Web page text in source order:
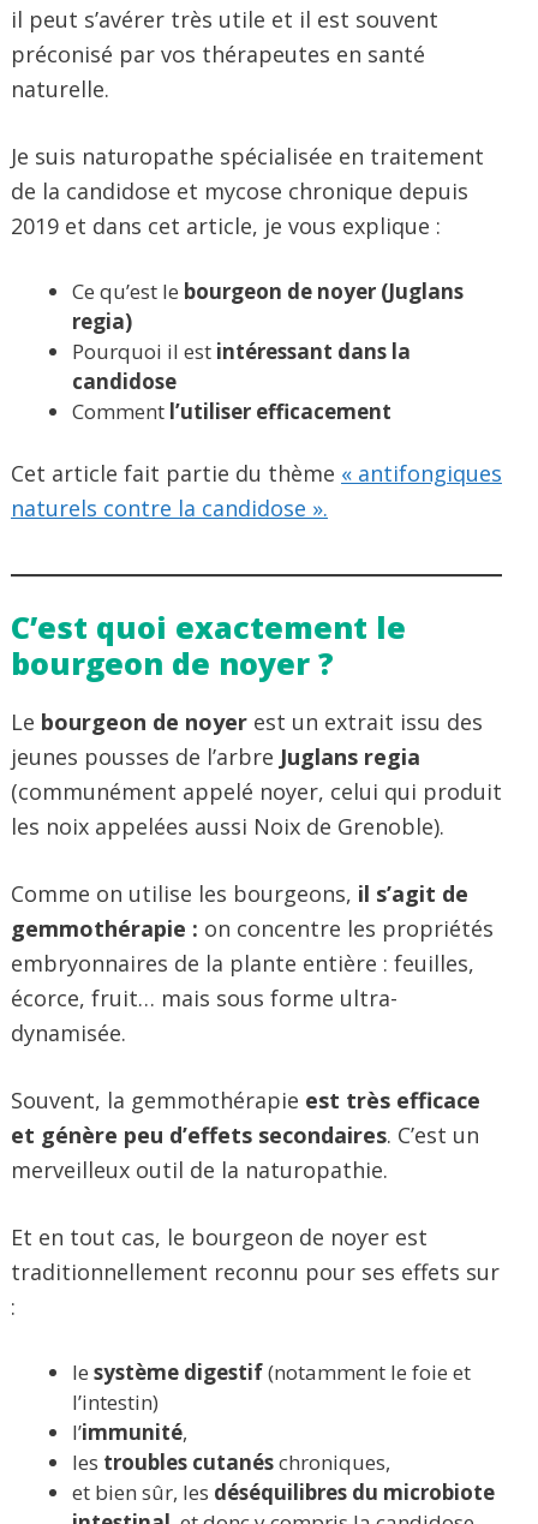
il peut s’avérer très utile et il est souvent
préconisé par vos thérapeutes en santé
naturelle.
Je suis naturopathe spécialisée en traitement
de la candidose et mycose chronique depuis
2019 et dans cet article, je vous explique :
Ce qu’est le bourgeon de noyer (Juglans
regia)
Pourquoi il est intéressant dans la
candidose
Comment l’utiliser efficacement
Cet article fait partie du thème « antifongiques
naturels contre la candidose ».
C’est quoi exactement le
bourgeon de noyer ?
Le bourgeon de noyer est un extrait issu des
jeunes pousses de l’arbre Juglans regia
(communément appelé noyer, celui qui produit
les noix appelées aussi Noix de Grenoble).
Comme on utilise les bourgeons, il s’agit de
gemmothérapie : on concentre les propriétés
embryonnaires de la plante entière : feuilles,
écorce, fruit… mais sous forme ultra-
dynamisée.
Souvent, la gemmothérapie est très efficace
et génère peu d’effets secondaires. C’est un
merveilleux outil de la naturopathie.
Et en tout cas, le bourgeon de noyer est
traditionnellement reconnu pour ses effets sur
:
le système digestif(notamment le foie et
l’intestin)
l’immunité,
les troubles cutanéschroniques,
et bien sûr, les déséquilibres du microbiote